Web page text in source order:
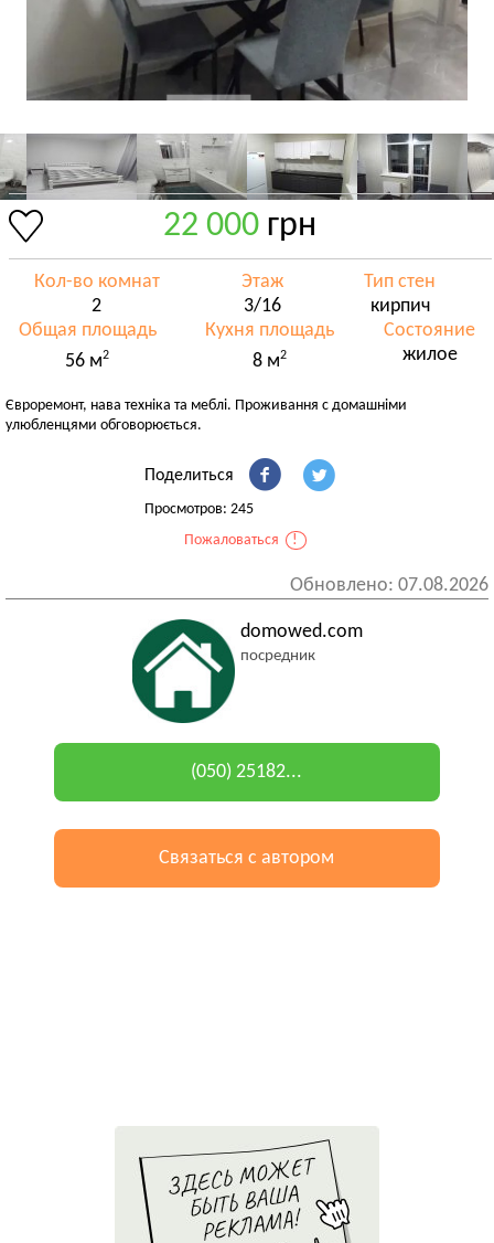
22 000 грн
Кол-во комнат
2
Этаж
3/16
Тип стен
кирпич
Общая площадь
56 м2
Кухня площадь
8 м2
Состояние
жилое
Євроремонт, нава техніка та меблі. Проживання с домашніми
улюбленцями обговорюється.
Поделиться
Просмотров: 245
Пожаловаться
!
Обновлено: 07.08.2026
domowed.com
посредник
(050) 25182...
Связаться с автором